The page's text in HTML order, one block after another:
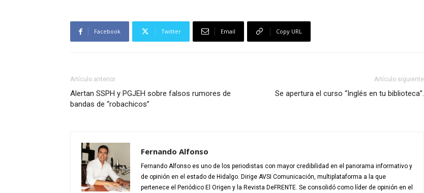
Facebook Twitter Email Copy URL
Artículo anterior
Alertan SSPH y PGJEH sobre falsos rumores de
bandas de “robachicos”
Artículo siguiente
Se apertura el curso “Inglés en tu biblioteca”.
Fernando Alfonso
Fernando Alfonso es uno de los periodistas con mayor credibilidad en el panorama informativo y
de opinión en el estado de Hidalgo. Dirige AVSI Comunicación, multiplataforma a la que
pertenece el Periódico El Origen y la Revista DeFRENTE. Se consolidó como líder de opinión en el